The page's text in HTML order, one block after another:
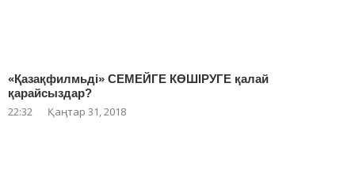
«Қазақфилмьді» СЕМЕЙГЕ КӨШІРУГЕ қалай
қарайсыздар?
22:32 Қаңтар 31, 2018